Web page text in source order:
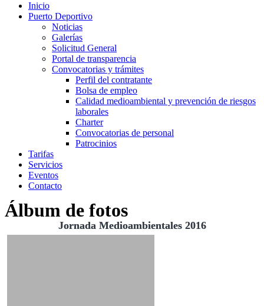
Inicio
Puerto Deportivo
Noticias
Galerías
Solicitud General
Portal de transparencia
Convocatorias y trámites
Perfil del contratante
Bolsa de empleo
Calidad medioambiental y prevención de riesgos
laborales
Charter
Convocatorias de personal
Patrocinios
Tarifas
Servicios
Eventos
Contacto
Álbum de fotos
Jornada Medioambientales 2016